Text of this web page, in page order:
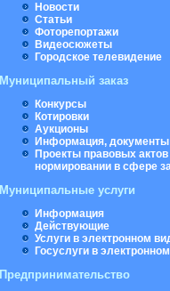
Новости
Статьи
Фоторепортажи
Видеосюжеты
Городское телевидение
Муниципальный заказ
Конкурсы
Котировки
Аукционы
Информация, документы
Проекты правовых актов
нормировании в сфере
Муниципальные услуги
Информация
Действующие
Услуги в электронном
Госуслуги в
Предпринимательство